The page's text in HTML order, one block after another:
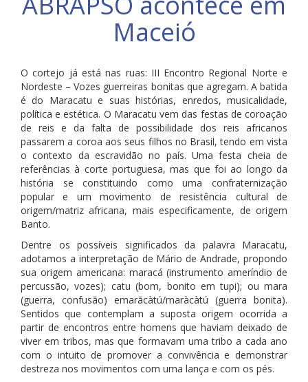
Maceió
O cortejo já está nas ruas: III Encontro Regional Norte e
Nordeste – Vozes guerreiras bonitas que agregam. A batida
é do Maracatu e suas histórias, enredos, musicalidade,
política e estética. O Maracatu vem das festas de coroação
de reis e da falta de possibilidade dos reis africanos
passarem a coroa aos seus filhos no Brasil, tendo em vista
o contexto da escravidão no país. Uma festa cheia de
referências à corte portuguesa, mas que foi ao longo da
história se constituindo como uma confraternização
popular e um movimento de resistência cultural de
origem/matriz africana, mais especificamente, de origem
Banto.
Dentre os possíveis significados da palavra Maracatu,
adotamos a interpretação de Mário de Andrade, propondo
sua origem americana: maracá (instrumento ameríndio de
percussão, vozes); catu (bom, bonito em tupi); ou mara
(guerra, confusão) emarãcàtú/maràcàtú (guerra bonita).
Sentidos que contemplam a suposta origem ocorrida a
partir de encontros entre homens que haviam deixado de
viver em tribos, mas que formavam uma tribo a cada ano
com o intuito de promover a convivência e demonstrar
destreza nos movimentos com uma lança e com os pés.